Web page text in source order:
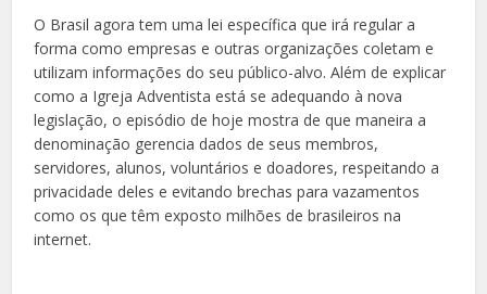
O Brasil agora tem uma lei específica que irá regular a
forma como empresas e outras organizações coletam e
utilizam informações do seu público-alvo. Além de explicar
como a Igreja Adventista está se adequando à nova
legislação, o episódio de hoje mostra de que maneira a
denominação gerencia dados de seus membros,
servidores, alunos, voluntários e doadores, respeitando a
privacidade deles e evitando brechas para vazamentos
como os que têm exposto milhões de brasileiros na
internet.